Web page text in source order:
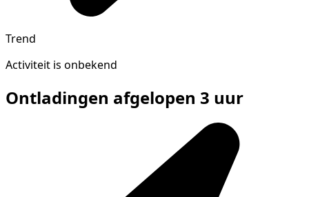
Trend
Activiteit is onbekend
Ontladingen afgelopen 3 uur